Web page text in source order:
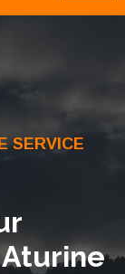
SERVICE